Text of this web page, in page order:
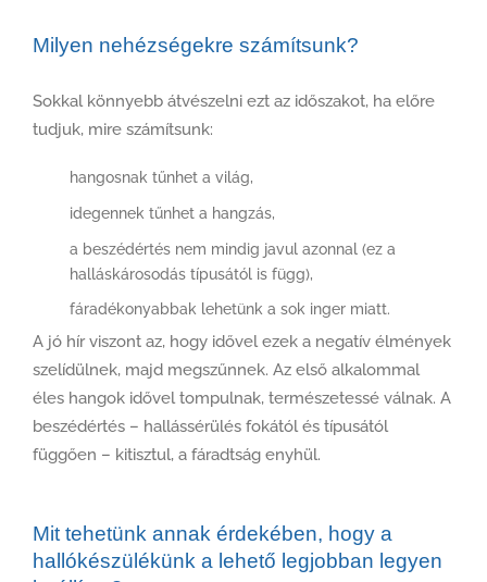
Milyen nehézségekre számítsunk?
Sokkal könnyebb átvészelni ezt az időszakot, ha előre
tudjuk, mire számítsunk:
hangosnak tűnhet a világ,
idegennek tűnhet a hangzás,
a beszédértés nem mindig javul azonnal (ez a
halláskárosodás típusától is függ),
fáradékonyabbak lehetünk a sok inger miatt.
A jó hír viszont az, hogy idővel ezek a negatív élmények
szelídülnek, majd megszűnnek. Az első alkalommal
éles hangok idővel tompulnak, természetessé válnak. A
beszédértés – hallássérülés fokától és típusától
függően – kitisztul, a fáradtság enyhül.
Mit tehetünk annak érdekében, hogy a
hallókészülékünk a lehető legjobban legyen